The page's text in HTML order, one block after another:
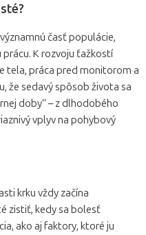
časť populácie,
K rozvoju ťažkostí
tela, práca pred monitorom a
že sedavý spôsob života sa
doby“ – z dlhodobého
vplyv na pohybový
krku vždy začína
zistiť, kedy sa bolesť
ako aj faktory, ktoré ju